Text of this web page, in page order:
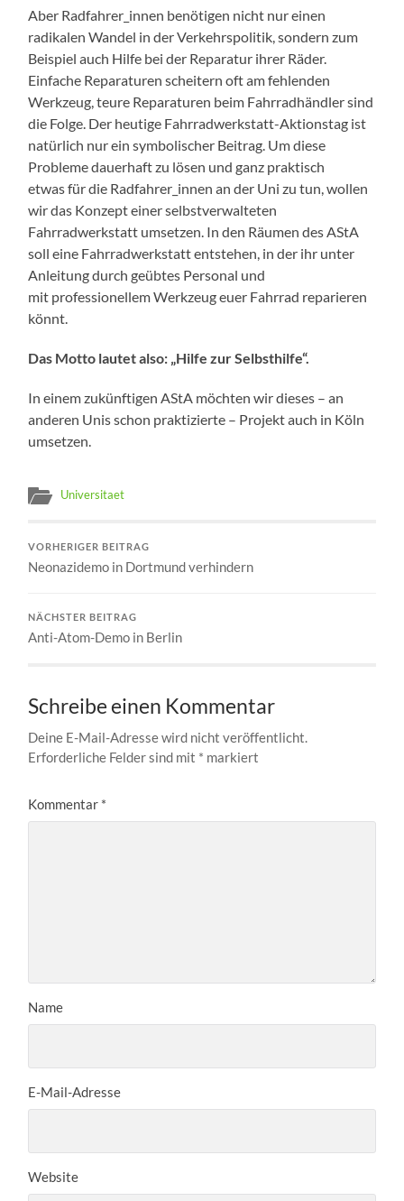
Aber Radfahrer_innen benötigen nicht nur einen
radikalen Wandel in der Verkehrspolitik, sondern zum
Beispiel auch Hilfe bei der Reparatur ihrer Räder.
Einfache Reparaturen scheitern oft am fehlenden
Werkzeug, teure Reparaturen beim Fahrradhändler sind
die Folge. Der heutige Fahrradwerkstatt-Aktionstag ist
natürlich nur ein symbolischer Beitrag. Um diese
Probleme dauerhaft zu lösen und ganz praktisch
etwas für die Radfahrer_innen an der Uni zu tun, wollen
wir das Konzept einer selbstverwalteten
Fahrradwerkstatt umsetzen. In den Räumen des AStA
soll eine Fahrradwerkstatt entstehen, in der ihr unter
Anleitung durch geübtes Personal und
mit professionellem Werkzeug euer Fahrrad reparieren
könnt.
Das Motto lautet also: „Hilfe zur Selbsthilfe“.
In einem zukünftigen AStA möchten wir dieses – an
anderen Unis schon praktizierte – Projekt auch in Köln
umsetzen.
Universitaet
VORHERIGER BEITRAG
Neonazidemo in Dortmund verhindern
NÄCHSTER BEITRAG
Anti-Atom-Demo in Berlin
Schreibe einen Kommentar
Deine E-Mail-Adresse wird nicht veröffentlicht.
Erforderliche Felder sind mit * markiert
Kommentar *
Name
E-Mail-Adresse
Website